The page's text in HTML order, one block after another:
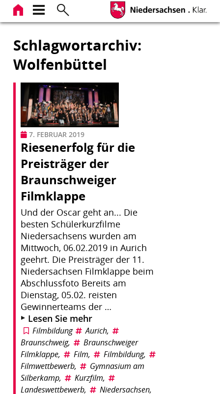
Zum
Inhalt
Schlagwortarchiv:
Wolfenbüttel
7. FEBRUAR 2019
Riesenerfolg für die
Preisträger der
Braunschweiger
Filmklappe
Und der Oscar geht an... Die
besten Schülerkurzfilme
Niedersachsens wurden am
Mittwoch, 06.02.2019 in Aurich
geehrt. Die Preisträger der 11.
Niedersachsen Filmklappe beim
Abschlussfoto Bereits am
Dienstag, 05.02. reisten
Gewinnerteams der …
Lesen Sie mehr
Filmbildung Aurich,
Braunschweig,
Braunschweiger
Filmklappe, Film, Filmbildung,
Filmwettbewerb,
Gymnasium am
Silberkamp, Kurzfilm,
Landeswettbewerb, Niedersachsen,